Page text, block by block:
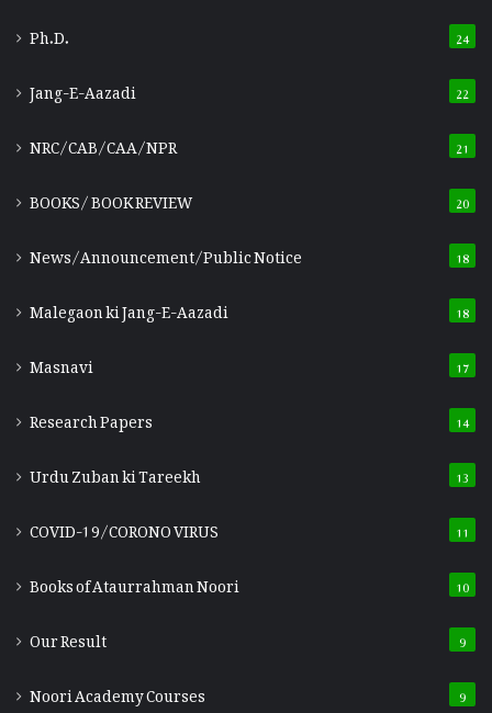
Ph.D. 24
Jang-E-Aazadi 22
NRC/CAB/CAA/NPR 21
BOOKS/ BOOK REVIEW 20
News/Announcement/Public Notice 18
Malegaon ki Jang-E-Aazadi 18
Masnavi 17
Research Papers 14
Urdu Zuban ki Tareekh 13
COVID-19/CORONO VIRUS 11
Books of Ataurrahman Noori 10
Our Result 9
Noori Academy Courses 9